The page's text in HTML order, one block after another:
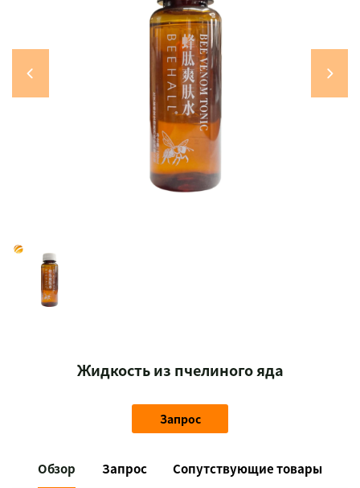
Жидкость из пчелиного яда
Запрос
Обзор Запрос Сопутствующие товары